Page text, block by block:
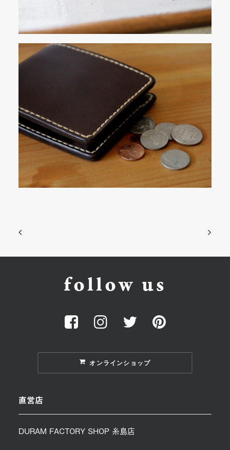
follow us
オンラインショップ
直営店
DURAM FACTORY SHOP 糸島店